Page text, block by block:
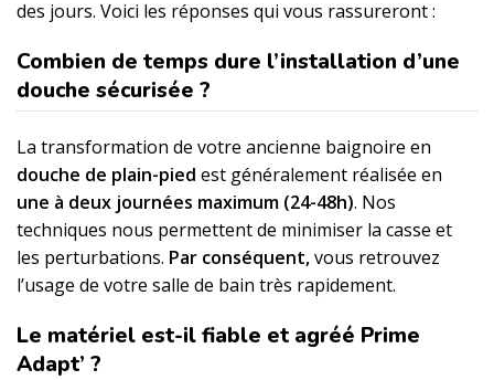
des jours. Voici les réponses qui vous rassureront :
Combien de temps dure l’installation d’une
douche sécurisée ?
La transformation de votre ancienne baignoire en
douche de plain-pied est généralement réalisée en
une à deux journées maximum (24-48h). Nos
techniques nous permettent de minimiser la casse et
les perturbations. Par conséquent,vous retrouvez
l’usage de votre salle de bain très rapidement.
Le matériel est-il fiable et agréé Prime
Adapt’ ?